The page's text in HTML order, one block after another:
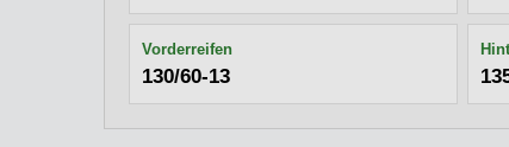
Vorderreifen
130/60-13